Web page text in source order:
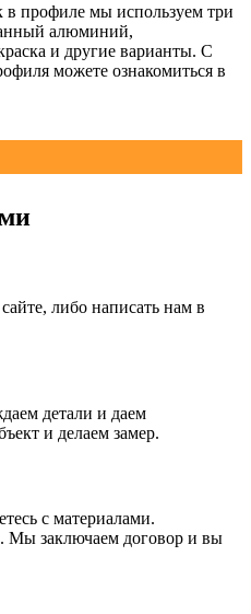
в профиле мы используем три
алюминий,
и другие варианты. С
можете ознакомиться в
либо написать нам в
детали и даем
и делаем замер.
с материалами.
Мы заключаем договор и вы